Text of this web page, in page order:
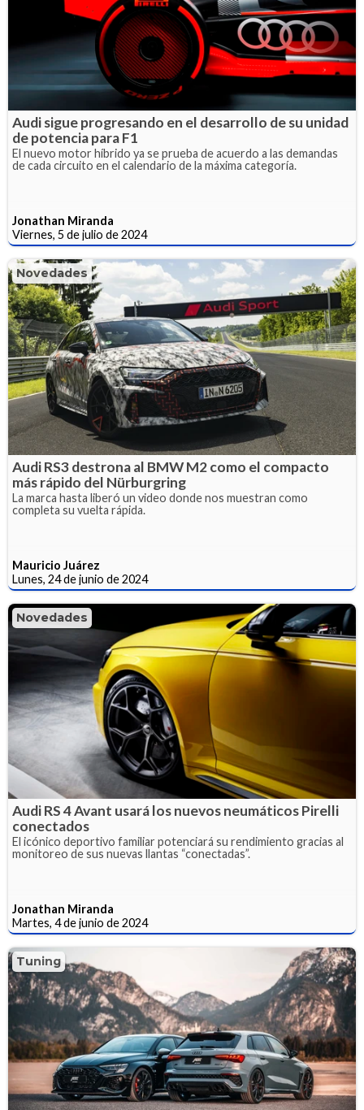
Audi sigue progresando en el desarrollo de su unidad
de potencia para F1
El nuevo motor híbrido ya se prueba de acuerdo a las demandas
de cada circuito en el calendario de la máxima categoría.
Jonathan Miranda
Viernes, 5 de julio de 2024
Novedades
Audi RS3 destrona al BMW M2 como el compacto
más rápido del Nürburgring
La marca hasta liberó un video donde nos muestran como
completa su vuelta rápida.
Mauricio Juárez
Lunes, 24 de junio de 2024
Novedades
Audi RS 4 Avant usará los nuevos neumáticos Pirelli
conectados
El icónico deportivo familiar potenciará su rendimiento gracias al
monitoreo de sus nuevas llantas “conectadas”.
Jonathan Miranda
Martes, 4 de junio de 2024
Tuning